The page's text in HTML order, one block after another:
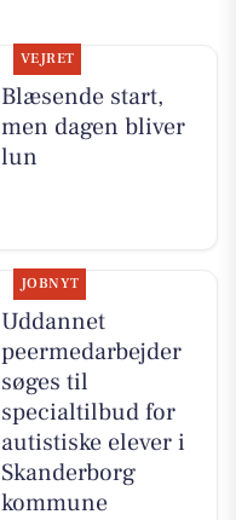
VEJRET
Blæsende start,
men dagen bliver
lun
JOBNYT
Uddannet
peermedarbejder
søges til
specialtilbud for
autistiske elever i
Skanderborg
kommune